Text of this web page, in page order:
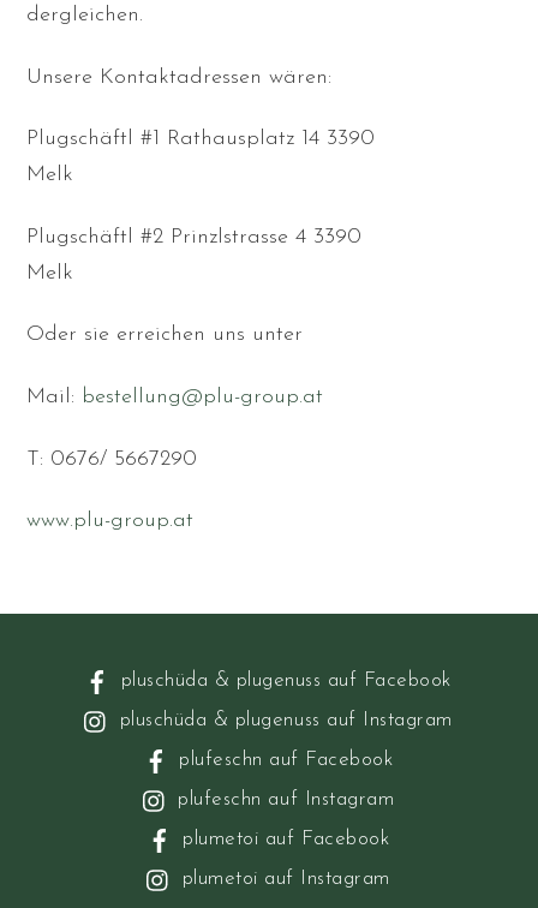
dergleichen.
Unsere Kontaktadressen wären:
Plugschäftl #1 Rathausplatz 14 3390
Melk
Plugschäftl #2 Prinzlstrasse 4 3390
Melk
Oder sie erreichen uns unter
Mail: bestellung@plu-group.at
T: 0676/ 5667290
www.plu-group.at
pluschüda & plugenuss auf Facebook
pluschüda & plugenuss auf Instagram
plufeschn auf Facebook
plufeschn auf Instagram
plumetoi auf Facebook
plumetoi auf Instagram